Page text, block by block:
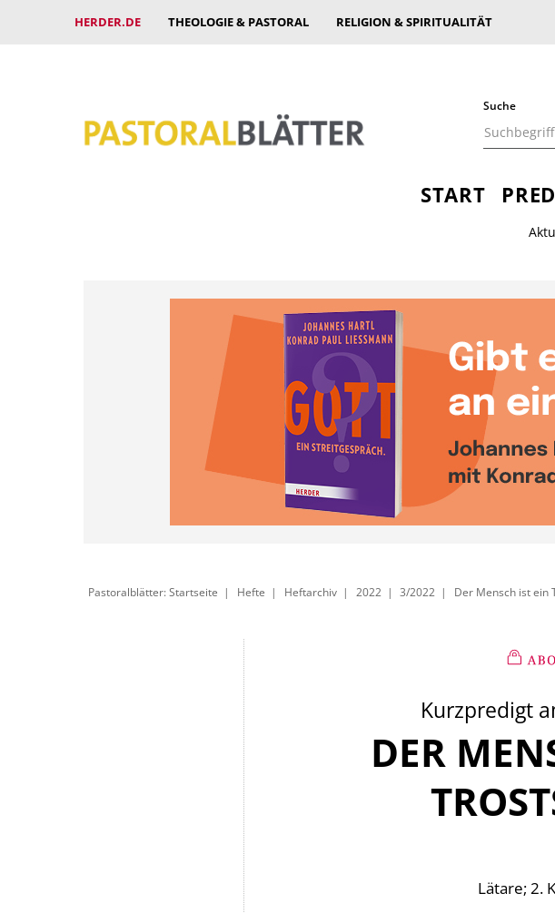
HERDER.DE THEOLOGIE & PASTORAL RELIGION & SPIRITUALITÄT
Suche
START
Pastoralblätter: Startseite Hefte Heftarchiv 2022 3/2022 Der Mensch ist ein
Kurzpredigt
DER
Lätare; 2.